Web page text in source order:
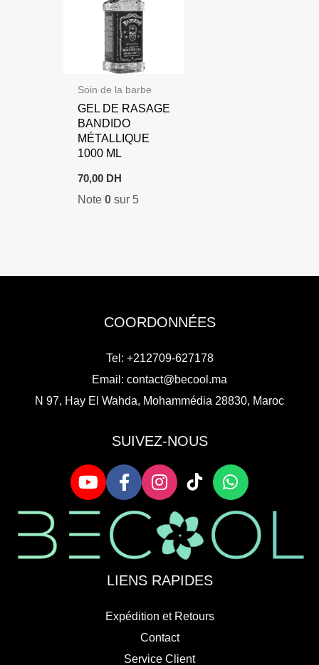
Soin de la barbe
GEL DE RASAGE
BANDIDO
MÉTALLIQUE
1000 ML
70,00 DH
Note 0sur 5
COORDONNÉES
Tel: +212709-627178
Email: contact@becool.ma
N 97, Hay El Wahda, Mohammédia 28830, Maroc
SUIVEZ-NOUS
LIENS RAPIDES
Expédition et Retours
Contact
Service Client